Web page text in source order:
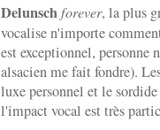
Delunschforever, la plus
vocalise n'importe
est exceptionnel, personne
alsacien me fait fondre).
luxe personnel et le
l'impact vocal est très